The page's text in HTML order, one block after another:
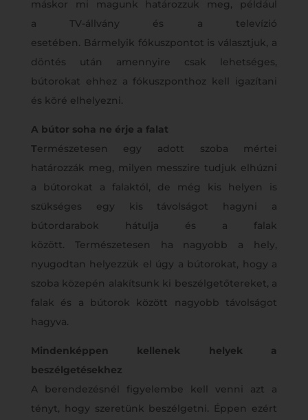
máskor mi magunk határozzuk meg, például
a TV-állvány és a televízió
esetében. Bármelyik fókuszpontot is választjuk, a
döntés után amennyire csak lehetséges,
bútorokat ehhez a fókuszponthoz kell igazítani
és köré elhelyezni.
A bútor soha ne érje a falat
Természetesen egy adott szoba mértei
határozzák meg, milyen messzire tudjuk elhúzni
a bútorokat a falaktól, de még kis helyen is
szükséges egy kis távolságot hagyni a
bútordarabok hátulja és a falak
között. Természetesen ha nagyobb a hely,
nyugodtan helyezzük el úgy a bútorokat, hogy a
szoba közepén alakítsunk ki beszélgetőtereket, a
falak és a bútorok között nagyobb távolságot
hagyva.
Mindenképpen kellenek helyek a
beszélgetésekhez
A berendezésnél figyelembe kell venni azt a
tényt, hogy szeretünk beszélgetni. Éppen ezért